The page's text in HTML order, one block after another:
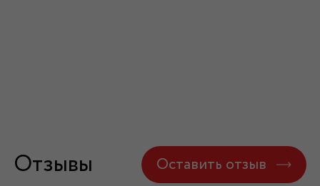
Отзывы Оставить отзыв